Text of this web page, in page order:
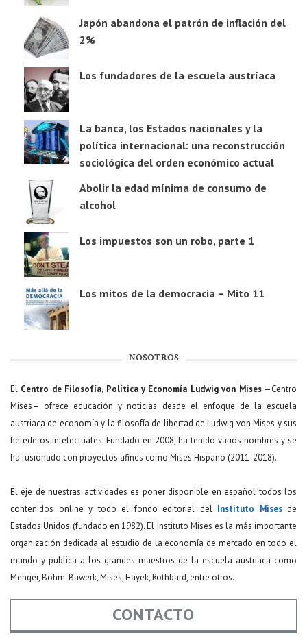
Japón abandona el patrón de inflación del
2%
Los fundadores de la escuela austríaca
La banca, los Estados nacionales y la
política internacional: una reconstrucción
sociológica del orden económico actual
Abolir la edad mínima de consumo de
alcohol
Los impuestos son un robo, parte 1
Los mitos de la democracia – Mito 11
NOSOTROS
El Centro de Filosofía, Política y Economía Ludwig von Mises—Centro
Mises— ofrece educación y noticias desde el enfoque de la escuela
austriaca de economía y la filosofía de libertad de Ludwig von Mises y sus
herederos intelectuales. Fundado en 2008, ha tenido varios nombres y se
ha fusionado con proyectos afines como Mises Hispano (2011-2018).
El eje de nuestras actividades es poner disponible en español todos los
contenidos online y todo el fondo editorial del Instituto Misesde
Estados Unidos (fundado en 1982). El Instituto Mises es la más importante
organización dedicada al estudio de la economía de mercado en todo el
mundo y publica a los grandes maestros de la escuela austriaca como
Menger, Böhm-Bawerk, Mises, Hayek, Rothbard, entre otros.
CONTACTO